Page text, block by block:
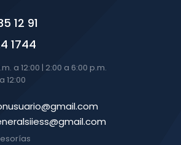
12 91
1744
a 12:00 | 2:00 a 6:00 p.m.
12:00